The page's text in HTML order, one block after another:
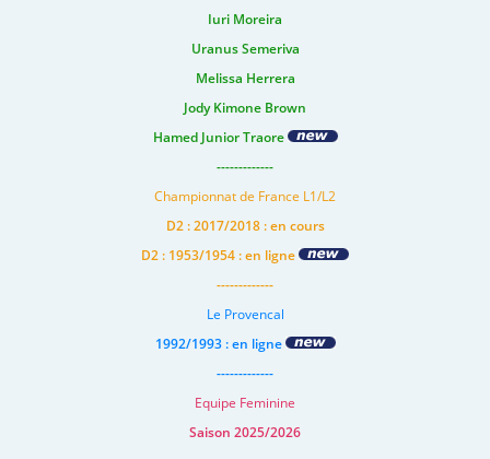
Iuri Moreira
Uranus Semeriva
Melissa Herrera
Jody Kimone Brown
Hamed Junior Traore
-------------
Championnat de France L1/L2
D2 : 2017/2018 : en cours
D2 : 1953/1954 : en ligne
-------------
Le Provencal
1992/1993 : en ligne
-------------
Equipe Feminine
Saison 2025/2026